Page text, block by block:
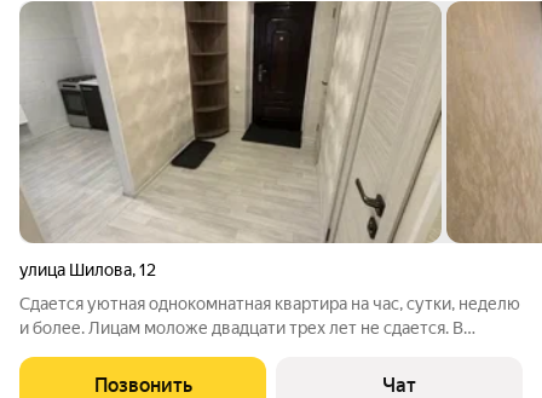
улица Шилова,12
Сдается уютная однокомнатная квартира на час, сутки, неделю
и более. Лицам моложе двадцати трех лет не сдается. В
Плита Микроволновая печь Чайник Телевизор Необходимая
Позвонить Чат